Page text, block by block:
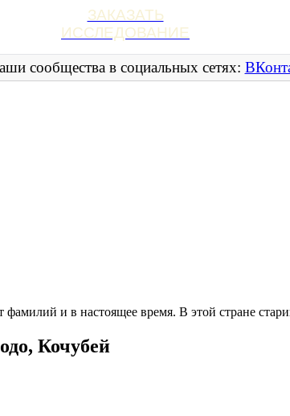
ЗАКАЗАТЬ
ИССЛЕДОВАНИЕ
сообщества в социальных сетях:
и в настоящее время. В этой стране
Кочубей